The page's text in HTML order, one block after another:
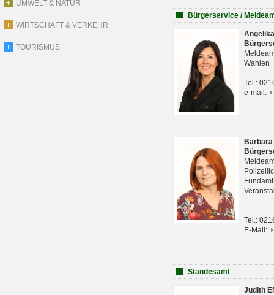
UMWELT & NATUR
WIRTSCHAFT & VERKEHR
TOURISMUS
Bürgerservice /
Wahlen
Tel.:
e-mail:
Tel.:
E-Mail:
Standesamt
Judith